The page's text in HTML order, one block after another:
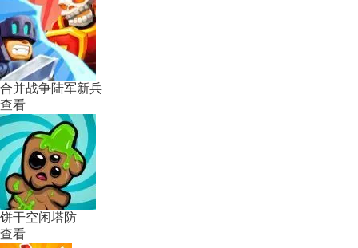
合并战争陆军新兵
查看
饼干空闲塔防
查看